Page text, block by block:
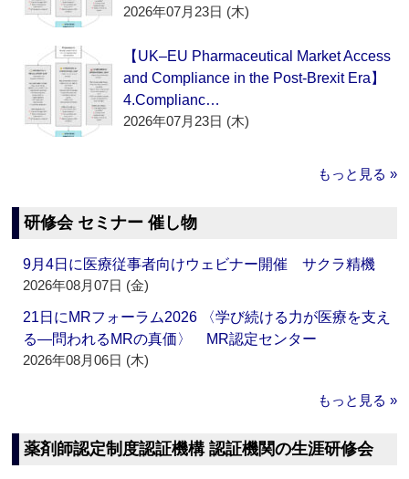
2026年07月23日 (木)
【UK–EU Pharmaceutical Market Access
and Compliance in the Post-Brexit Era】
4.Complianc…
2026年07月23日 (木)
もっと見る »
研修会 セミナー 催し物
9月4日に医療従事者向けウェビナー開催 サクラ精機
2026年08月07日 (金)
21日にMRフォーラム2026 〈学び続ける力が医療を支え
る―問われるMRの真価〉 MR認定センター
2026年08月06日 (木)
もっと見る »
薬剤師認定制度認証機構 認証機関の生涯研修会